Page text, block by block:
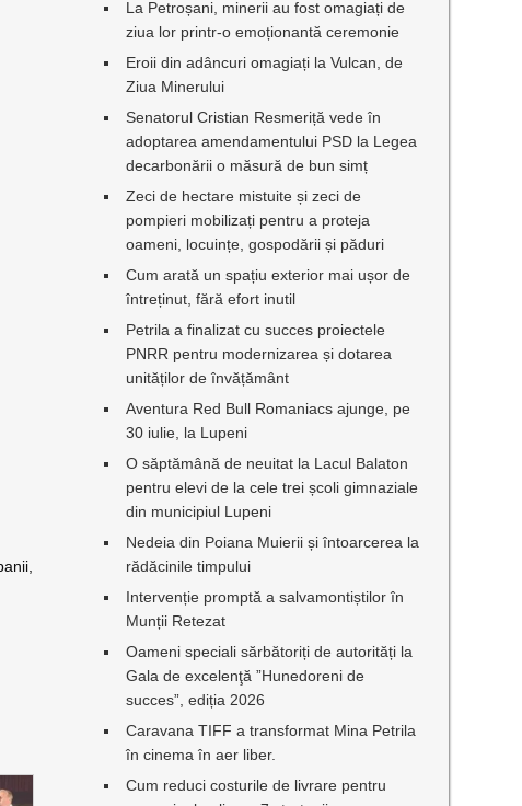
La Petroșani, minerii au fost omagiați de
ziua lor printr-o emoționantă ceremonie
Eroii din adâncuri omagiați la Vulcan, de
Ziua Minerului
Senatorul Cristian Resmeriță vede în
adoptarea amendamentului PSD la Legea
decarbonării o măsură de bun simț
Zeci de hectare mistuite și zeci de
pompieri mobilizați pentru a proteja
oameni, locuințe, gospodării și păduri
Cum arată un spațiu exterior mai ușor de
întreținut, fără efort inutil
Petrila a finalizat cu succes proiectele
PNRR pentru modernizarea și dotarea
unităților de învățământ
Aventura Red Bull Romaniacs ajunge, pe
30 iulie, la Lupeni
O săptămână de neuitat la Lacul Balaton
pentru elevi de la cele trei școli gimnaziale
din municipiul Lupeni
Nedeia din Poiana Muierii și întoarcerea la
rădăcinile timpului
Intervenție promptă a salvamontiștilor în
Munții Retezat
Oameni speciali sărbătoriți de autorități la
Gala de excelenţă ”Hunedoreni de
succes”, ediția 2026
Caravana TIFF a transformat Mina Petrila
în cinema în aer liber.
Cum reduci costurile de livrare pentru